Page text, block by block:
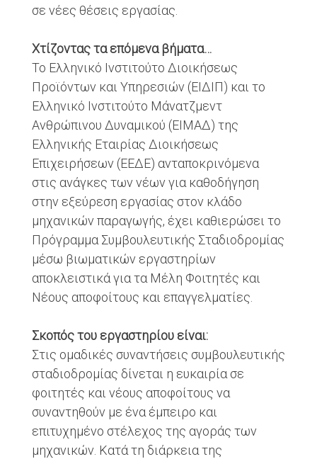
σε νέες θέσεις εργασίας.
Χτίζοντας τα επόμενα βήματα…
Το Ελληνικό Ινστιτούτο Διοικήσεως
Προϊόντων και Υπηρεσιών (ΕΙΔΙΠ) και το
Ελληνικό Ινστιτούτο Μάνατζμεντ
Ανθρώπινου Δυναμικού (ΕΙΜΑΔ) της
Ελληνικής Εταιρίας Διοικήσεως
Επιχειρήσεων (ΕΕΔΕ) ανταποκρινόμενα
στις ανάγκες των νέων για καθοδήγηση
στην εξεύρεση εργασίας στον κλάδο
μηχανικών παραγωγής, έχει καθιερώσει το
Πρόγραμμα Συμβουλευτικής Σταδιοδρομίας
μέσω βιωματικών εργαστηρίων
αποκλειστικά για τα Μέλη Φοιτητές και
Νέους αποφοίτους και επαγγελματίες.
Σκοπός του εργαστηρίου είναι:
Στις ομαδικές συναντήσεις συμβουλευτικής
σταδιοδρομίας δίνεται η ευκαιρία σε
φοιτητές και νέους αποφοίτους να
συναντηθούν με ένα έμπειρο και
επιτυχημένο στέλεχος της αγοράς των
μηχανικών. Κατά τη διάρκεια της